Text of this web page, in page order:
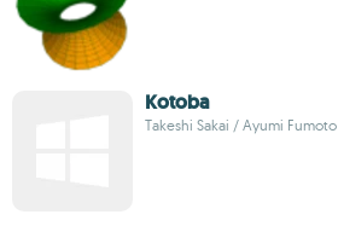
Kotoba
Takeshi Sakai / Ayumi Fumoto